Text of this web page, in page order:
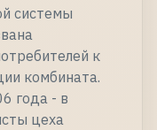
системы
к
комбината.
года - в
цеха